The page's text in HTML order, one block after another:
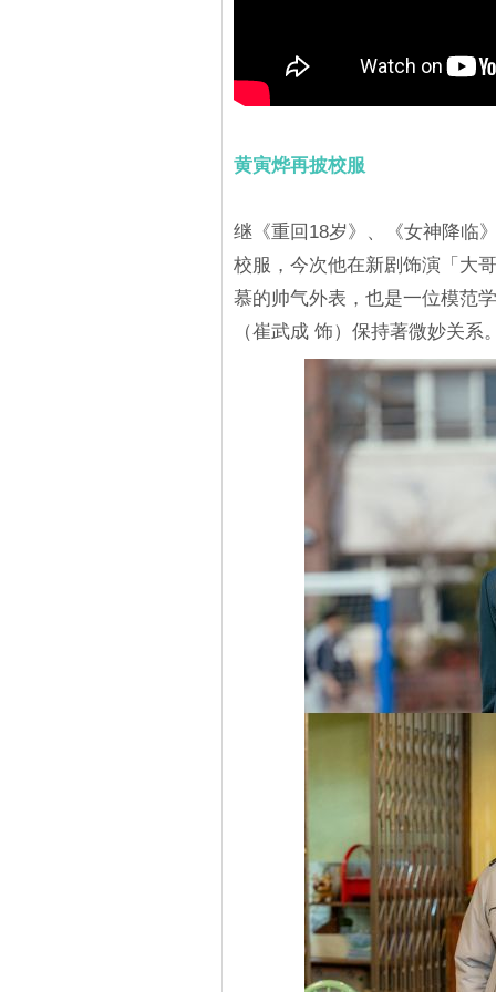
黄寅烨再披校服
继《重回18岁》、《女神降临
校服，今次他在新剧饰演「大
慕的帅气外表，也是一位模范
（崔武成 饰）保持著微妙关系